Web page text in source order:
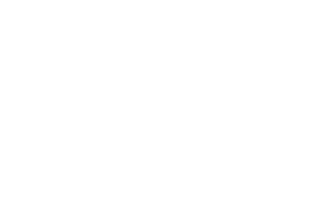
ki ustreza temu izdelku.